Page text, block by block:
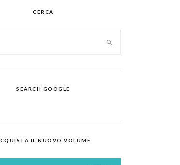
CERCA
SEARCH GOOGLE
IL NUOVO VOLUME